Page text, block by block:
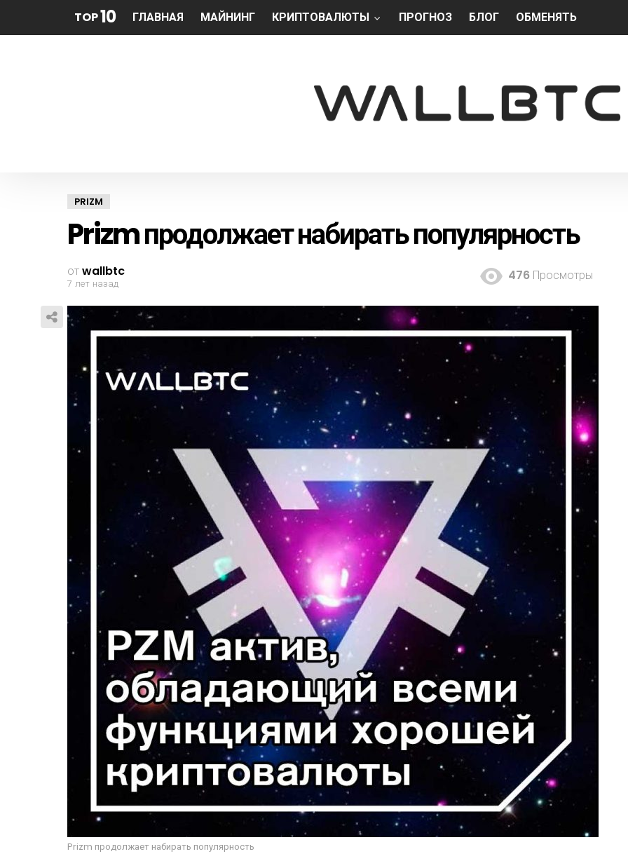
TOP10 ГЛАВНАЯ МАЙНИНГ КРИПТОВАЛЮТЫ ПРОГНОЗ БЛОГ ОБМЕНЯТЬ
PRIZM
Prizm продолжает набирать популярность
отwallbtc
7 лет назад
476 Просмотры
Prizm продолжает набирать популярность